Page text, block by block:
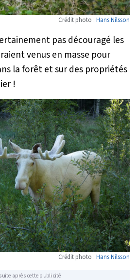
Crédit photo : Hans Nilsson
pas découragé les
venus en masse pour
la forêt et sur des propriétés
!
Crédit photo : Hans Nilsson
après cette publicité